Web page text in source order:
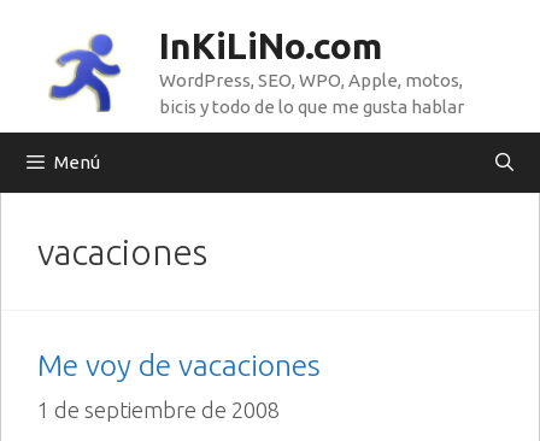
contenido
InKiLiNo.com
WordPress, SEO, WPO, Apple, motos,
bicis y todo de lo que me gusta hablar
Menú
vacaciones
Me voy de vacaciones
1 de septiembre de 2008